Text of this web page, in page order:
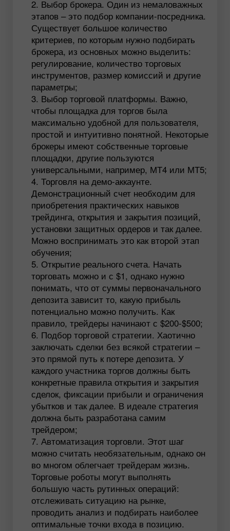
Выбор брокера. Один из немаловажных
этапов – это подбор компании-посредника.
Существует большое количество
критериев, по которым нужно подбирать
брокера, из основных можно выделить:
регулирование, количество торговых
инструментов, размер комиссий и другие
параметры;
Выбор торговой платформы. Важно,
чтобы площадка для торгов была
максимально удобной для пользователя,
простой и интуитивно понятной. Некоторые
брокеры имеют собственные торговые
площадки, другие пользуются
универсальными, например, МТ4 или МТ5;
Торговля на демо-аккаунте.
Демонстрационный счет необходим для
приобретения практических навыков
трейдинга, открытия и закрытия позиций,
установки защитных ордеров и так далее.
Можно воспринимать это как второй этап
обучения;
Открытие реального счета. Начать
торговать можно и с $1, однако нужно
понимать, что от суммы первоначального
депозита зависит то, какую прибыль
потенциально можно получить. Как
правило, трейдеры начинают с $200-$500;
Подбор торговой стратегии. Хаотично
заключать сделки без всякой стратегии –
это прямой путь к потере депозита. У
каждого участника торгов должны быть
конкретные правила открытия и закрытия
сделок, фиксации прибыли и ограничения
убытков и так далее. В идеале стратегия
должна быть разработана самим
трейдером;
Автоматизация торговли. Этот шаг
можно считать необязательным, однако он
во многом облегчает трейдерам жизнь.
Торговые роботы могут выполнять
большую часть рутинных операций:
отслеживать ситуацию на рынке,
проводить анализ и подбирать наиболее
оптимальные точки входа в позицию.